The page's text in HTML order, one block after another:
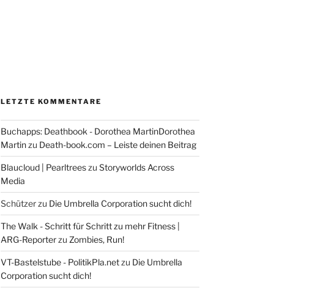
LETZTE KOMMENTARE
Buchapps: Deathbook - Dorothea MartinDorothea
Martinzu Death-book.com – Leiste deinen Beitrag
Blaucloud | Pearltreeszu Storyworlds Across
Media
Schützerzu Die Umbrella Corporation sucht dich!
The Walk - Schritt für Schritt zu mehr Fitness |
ARG-Reporterzu Zombies, Run!
VT-Bastelstube - PolitikPla.netzu Die Umbrella
Corporation sucht dich!